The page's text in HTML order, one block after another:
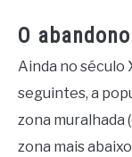
O
Ainda no século
seguintes, a
zona muralhada
zona mais